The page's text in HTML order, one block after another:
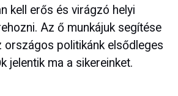
kell erős és virágzó helyi
Az ő munkájuk segítése
országos politikánk elsődleges
jelentik ma a sikereinket.